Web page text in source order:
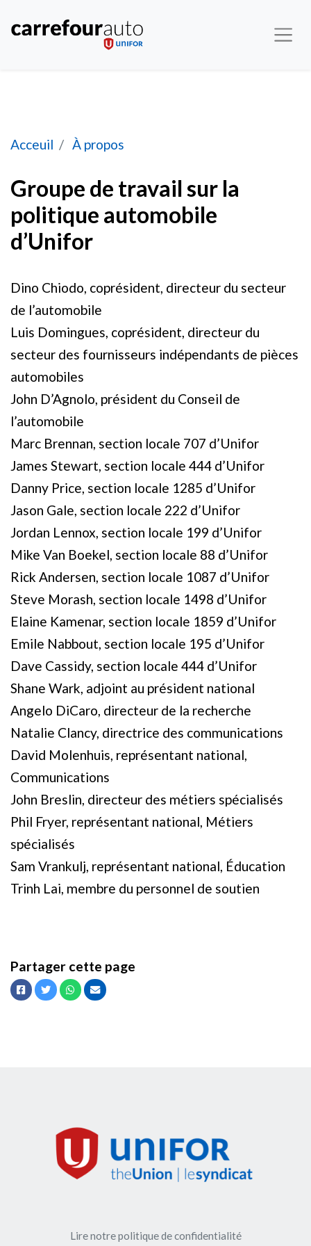
Acceuil À propos
Groupe de travail sur la politique automobile
Groupe de travail sur la
politique automobile
d’Unifor
Dino Chiodo, coprésident, directeur du secteur
de l’automobile
Luis Domingues, coprésident, directeur du
secteur des fournisseurs indépendants de pièces
automobiles
John D’Agnolo, président du Conseil de
l’automobile
Marc Brennan, section locale 707 d’Unifor
James Stewart, section locale 444 d’Unifor
Danny Price, section locale 1285 d’Unifor
Jason Gale, section locale 222 d’Unifor
Jordan Lennox, section locale 199 d’Unifor
Mike Van Boekel, section locale 88 d’Unifor
Rick Andersen, section locale 1087 d’Unifor
Steve Morash, section locale 1498 d’Unifor
Elaine Kamenar, section locale 1859 d’Unifor
Emile Nabbout, section locale 195 d’Unifor
Dave Cassidy, section locale 444 d’Unifor
Shane Wark, adjoint au président national
Angelo DiCaro, directeur de la recherche
Natalie Clancy, directrice des communications
David Molenhuis, représentant national,
Communications
John Breslin, directeur des métiers spécialisés
Phil Fryer, représentant national, Métiers
spécialisés
Sam Vrankulj, représentant national, Éducation
Trinh Lai, membre du personnel de soutien
Partager cette page
Facebook
TwitterWhatsappCourriel
Lire notre politique de confidentialité